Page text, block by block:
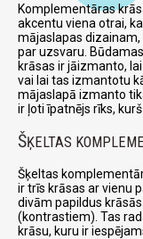
Komplementāras
akcentu viena otrai,
mājaslapas
par uzsvaru.
krāsas ir jāizmanto,
vai lai tas izmantotu
mājaslapā izmanto
ir ļoti īpatnējs rīks,
ŠĶELTAS
Šķeltas
ir trīs krāsas ar vienu
divām papildus
(kontrastiem). Tas
krāsu, kuru ir